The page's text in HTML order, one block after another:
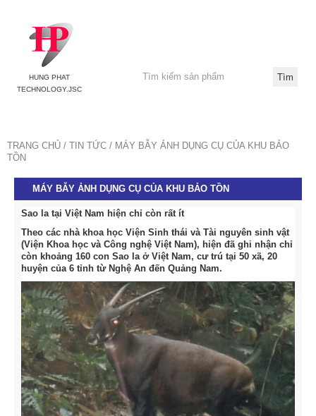
HUNG PHAT
TECHNOLOGY.JSC
TRANG CHỦ TIN TỨC
MÁY BẪY ẢNH DỤNG CỤ CỦA KHU BẢO
TỒN
MÁY BẪY ẢNH DỤNG CỤ CỦA KHU BẢO TỒN
Sao la tại Việt Nam hiện chỉ còn rất ít
Theo các nhà khoa học Viện Sinh thái và Tài nguyên sinh vật
(Viện Khoa học và Công nghệ Việt Nam), hiện đã ghi nhận chỉ
còn khoảng 160 con Sao la ở Việt Nam, cư trú tại 50 xã, 20
huyện của 6 tỉnh từ Nghệ An đến Quảng Nam.